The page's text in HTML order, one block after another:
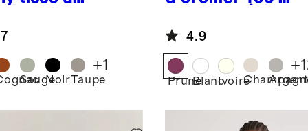
SaugeNoirTaupe
+1
4.9
PruneBlancIvoire Argent
+